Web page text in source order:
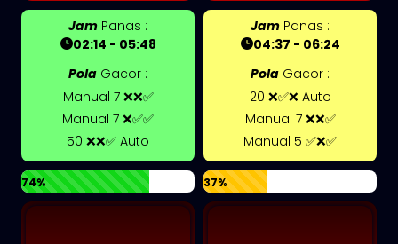
Jam Panas :
02:14 - 05:48
Pola Gacor :
Manual 7 ❌❌✅
Manual 7 ❌✅✅
50 ❌❌✅ Auto
74%
Jam Panas :
04:37 - 06:24
Pola Gacor :
20 ❌✅❌ Auto
Manual 7 ❌❌✅
Manual 5 ✅❌✅
37%